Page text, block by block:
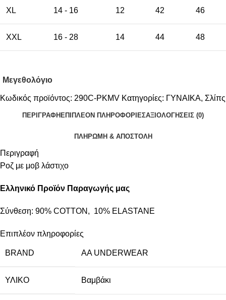
XL 14 - 16 12 42 46
XXL 16 - 28 14 44 48
Μεγεθολόγιο
Κωδικός προϊόντος: 290C-PKMV Κατηγορίες: ΓΥΝΑΙΚΑ, Σλίπς
ΠΕΡΙΓΡΑΦΉ ΕΠΙΠΛΈΟΝ ΠΛΗΡΟΦΟΡΊΕΣΑΞΙΟΛΟΓΉΣΕΙΣ (0)
ΠΛΗΡΩΜΗ & ΑΠΟΣΤΟΛΗ
Περιγραφή
Ροζ με μοβ λάστιχο
Ελληνικό Προϊόν Παραγωγής μας
Σύνθεση: 90% COTTON, 10% ELASTANE
Επιπλέον πληροφορίες
BRAND AA UNDERWEAR
ΥΛΙΚΌ Βαμβάκι